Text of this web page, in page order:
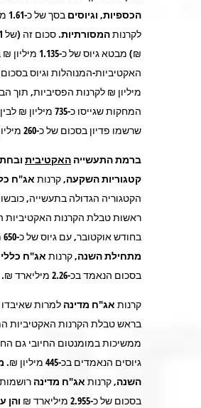
הכספיות, וגיוסים בסך של כ-1.61
לקרנותהמסורתיות.
₪) מבטא גיוס של כ-1.135 מיליון
האקטיביות-המנוהלות וגיוס
מיליון ₪ לקרנות הפסיביות, תוך
המחקות שגייסו כ-735 מיליון ₪
שרשמו פדיון בסכום של כ-260
ברמת התעשייה האקטיבית
קטגוריות השקעה, קרנות אג"ח
הקטגוריה הגדולה בתעשייה,
ראשות טבלת הקרנות האקטיביות
בחודש אוקטובר, עם גיוס של כ-650
מתחילת השנה, קרנות אג"ח כללי
בסכום הנאמד בכ-2.26 מיליארד ₪.
קרנות אג"ח מדינה למרות
בראש טבלת הקרנות האקטיביות
ממשיכות במומנטום החיובי גם
גיוסים הנאמדים בכ-445 מיליון ₪.
השנה, קרנות אג"ח מדינה
בסכום של כ-2.955 מיליארד ₪ והן